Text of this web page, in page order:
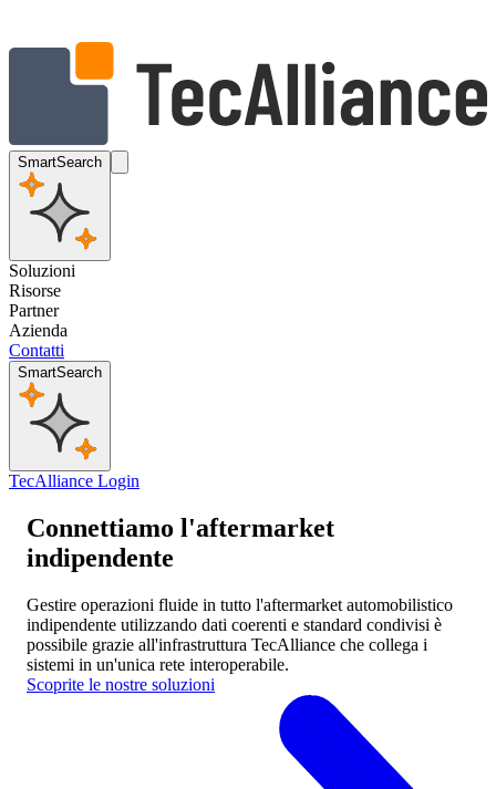
SmartSearch
Soluzioni
Risorse
Partner
Azienda
Contatti
SmartSearch
TecAlliance Login
Connettiamo l'aftermarket
indipendente
Gestire operazioni fluide in tutto l'aftermarket automobilistico
indipendente utilizzando dati coerenti e standard condivisi è
possibile grazie all'infrastruttura TecAlliance che collega i
sistemi in un'unica rete interoperabile.
Scoprite le nostre soluzioni